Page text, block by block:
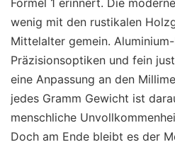
wenig mit den rustikalen
Mittelalter gemein.
Präzisionsoptiken und fein
eine Anpassung an den
jedes Gramm Gewicht ist
menschliche
Doch am Ende bleibt es der